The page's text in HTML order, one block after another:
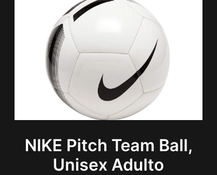
NIKE Pitch Team Ball,
Unisex Adulto